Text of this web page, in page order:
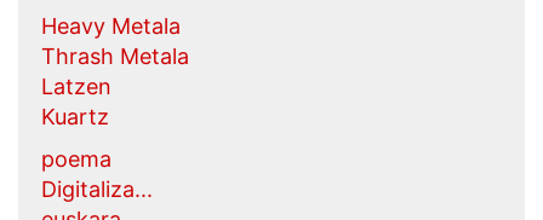
Heavy Metala
Thrash Metala
Latzen
Kuartz
poema
Digitaliza...